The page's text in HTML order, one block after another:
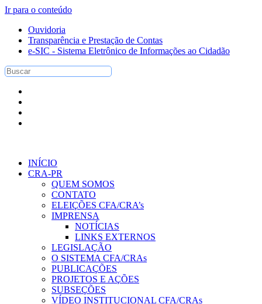
Ir para o conteúdo
Ouvidoria
Transparência e Prestação de Contas
e-SIC - Sistema Eletrônico de Informações ao Cidadão
INÍCIO
CRA-PR
QUEM SOMOS
CONTATO
ELEIÇÕES CFA/CRA’s
IMPRENSA
NOTÍCIAS
LINKS EXTERNOS
LEGISLAÇÃO
O SISTEMA CFA/CRAs
PUBLICAÇÕES
PROJETOS E AÇÕES
SUBSEÇÕES
VÍDEO INSTITUCIONAL CFA/CRAs